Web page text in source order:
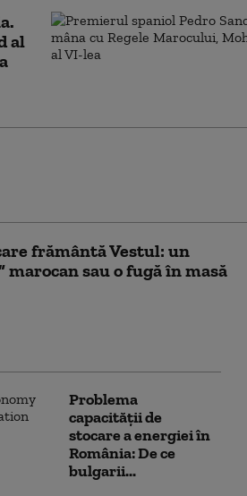
al
frământă Vestul: un
sau o fugă în masă
Problema
capacității de
stocare a energiei în
România: De ce
bulgarii...